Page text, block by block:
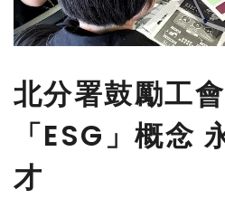
北分署鼓勵工
「ESG」概念
才